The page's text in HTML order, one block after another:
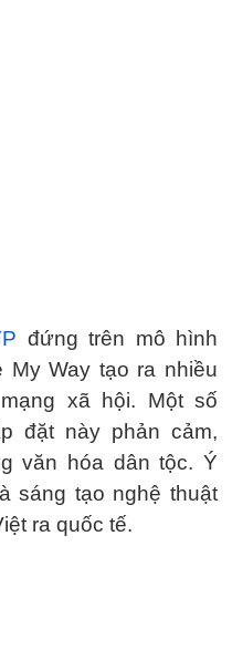
đứng trên mô hình
My Way tạo ra nhiều
xã hội. Một số
đặt này phản cảm,
văn hóa dân tộc. Ý
sáng tạo nghệ thuật
ra quốc tế.